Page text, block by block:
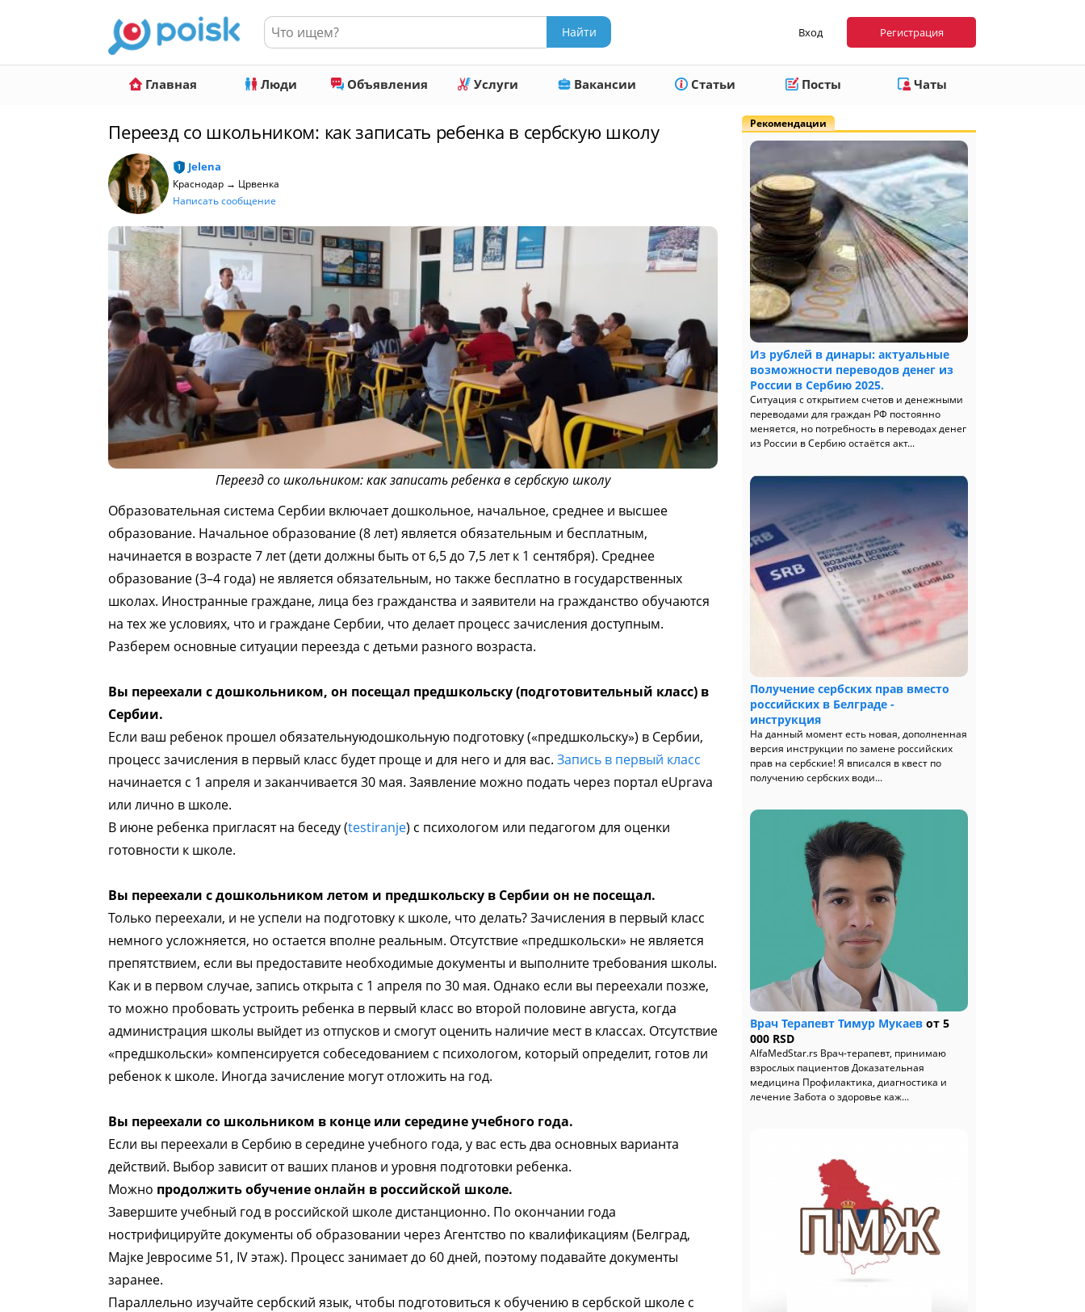
Вход Регистрация
Главная Люди Объявления Услуги Вакансии Статьи Посты Чаты
Переезд со школьником: как записать ребенка в сербскую школу
Jelena
Краснодар → Црвенка
Написать сообщение
Переезд со школьником: как записать ребенка в сербскую школу
Образовательная система Сербии включает дошкольное, начальное, среднее и высшее
образование. Начальное образование (8 лет) является обязательным и бесплатным,
начинается в возрасте 7 лет (дети должны быть от 6,5 до 7,5 лет к 1 сентября). Среднее
образование (3–4 года) не является обязательным, но также бесплатно в государственных
школах. Иностранные граждане, лица без гражданства и заявители на гражданство обучаются
на тех же условиях, что и граждане Сербии, что делает процесс зачисления доступным.
Разберем основные ситуации переезда с детьми разного возраста.
Вы переехали с дошкольником, он посещал предшкольску (подготовительный класс) в
Сербии.
Если ваш ребенок прошел обязательнуюдошкольную подготовку («предшкольску») в Сербии,
процесс зачисления в первый класс будет проще и для него и для вас.Запись в первый класс
начинается с 1 апреля и заканчивается 30 мая. Заявление можно подать через портал eUprava
или лично в школе.
В июне ребенка пригласят на беседу (testiranje) с психологом или педагогом для оценки
готовности к школе.
Вы переехали с дошкольником летом и предшкольску в Сербии он не посещал.
Только переехали, и не успели на подготовку к школе, что делать? Зачисления в первый класс
немного усложняется, но остается вполне реальным. Отсутствие «предшкольски» не является
препятствием, если вы предоставите необходимые документы и выполните требования школы.
Как и в первом случае, запись открыта с 1 апреля по 30 мая. Однако если вы переехали позже,
то можно пробовать устроить ребенка в первый класс во второй половине августа, когда
администрация школы выйдет из отпусков и смогут оценить наличие мест в классах. Отсутствие
«предшкольски» компенсируется собеседованием с психологом, который определит, готов ли
ребенок к школе. Иногда зачисление могут отложить на год.
Вы переехали со школьником в конце или середине учебного года.
Если вы переехали в Сербию в середине учебного года, у вас есть два основных варианта
действий. Выбор зависит от ваших планов и уровня подготовки ребенка.
Можно продолжить обучение онлайн в российской школе.
Завершите учебный год в российской школе дистанционно. По окончании года
нострифицируйте документы об образовании через Агентство по квалификациям (Белград,
Мајке Јевросиме 51, IV этаж). Процесс занимает до 60 дней, поэтому подавайте документы
заранее.
Параллельно изучайте сербский язык, чтобы подготовиться к обучению в сербской школе с
Рекомендации
Из рублей в динары: актуальные
возможности переводов денег из
России в Сербию 2025.
Ситуация с открытием счетов и денежными
переводами для граждан РФ постоянно
меняется, но потребность в переводах денег
из России в Сербию остаётся акт...
Получение сербских прав вместо
российских в Белграде -
инструкция
На данный момент есть новая, дополненная
версия инструкции по замене российских
прав на сербские! Я вписался в квест по
получению сербских води...
Врач Терапевт Тимур Мукаев от 5
000 RSD
AlfaMedStar.rs Врач-терапевт, принимаю
взрослых пациентов Доказательная
медицина Профилактика, диагностика и
лечение Забота о здоровье каж...